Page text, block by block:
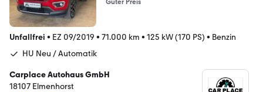
Guter Preis
Unfallfrei • EZ 09/2019 • 71.000 km • 125 kW (170 PS) • Benzin
HU Neu / Automatik
Carplace Autohaus GmbH
18107 Elmenhorst